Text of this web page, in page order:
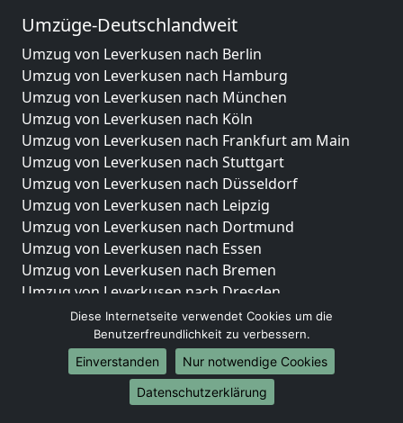
Umzüge-Deutschlandweit
Umzug von Leverkusen nach Berlin
Umzug von Leverkusen nach Hamburg
Umzug von Leverkusen nach München
Umzug von Leverkusen nach Köln
Umzug von Leverkusen nach Frankfurt am Main
Umzug von Leverkusen nach Stuttgart
Umzug von Leverkusen nach Düsseldorf
Umzug von Leverkusen nach Leipzig
Umzug von Leverkusen nach Dortmund
Umzug von Leverkusen nach Essen
Umzug von Leverkusen nach Bremen
Umzug von Leverkusen nach Dresden
Umzug von Leverkusen nach Hannover
Umzug von Leverkusen nach Nürnberg
Umzug von Leverkusen nach Duisburg
Umzug von Leverkusen nach Bochum
Umzug von Leverkusen nach Wuppertal
Diese Internetseite verwendet Cookies um die
Benutzerfreundlichkeit zu verbessern.
Einverstanden
Nur notwendige Cookies
Datenschutzerklärung